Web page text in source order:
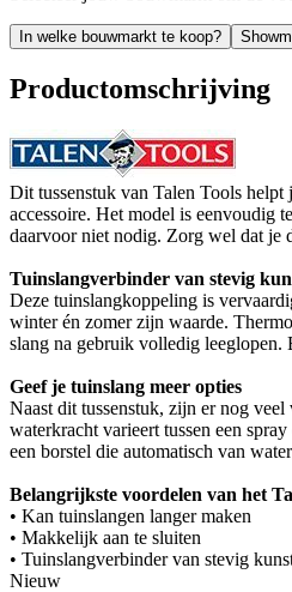
In welke bouwmarkt te koop?
Productomschrijving
Dit tussenstuk van Talen Tools
accessoire. Het model is eenvoudig
daarvoor niet nodig. Zorg wel dat je
Tuinslangverbinder van stevig
Deze tuinslangkoppeling is
winter én zomer zijn waarde.
slang na gebruik volledig leeglopen.
Geef je tuinslang meer opties
Naast dit tussenstuk, zijn er nog
waterkracht varieert tussen een
een borstel die automatisch van
Belangrijkste voordelen van het
• Kan tuinslangen langer maken
• Makkelijk aan te sluiten
• Tuinslangverbinder van stevig
Nieuw